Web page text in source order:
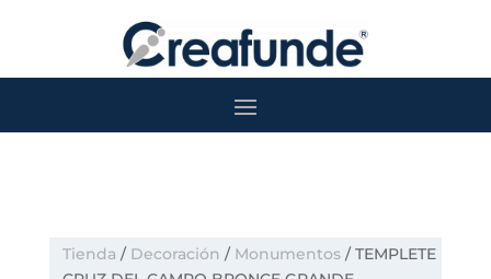
Tienda / Decoración / Monumentos/ TEMPLETE